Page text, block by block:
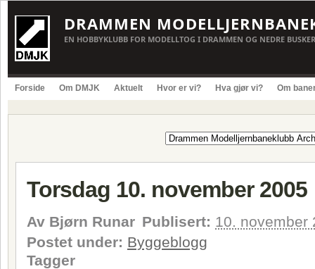
DRAMMEN
EN HOBBYKLUBB FOR MODELLTOG I DRAMMEN OG NEDRE
Forside Om DMJK Aktuelt Hvor er vi? Hva gjør vi? Om
Torsdag 10. november 2005
Av Bjørn Runar Publisert: 10. november
Postet under: Byggeblogg
Tagger